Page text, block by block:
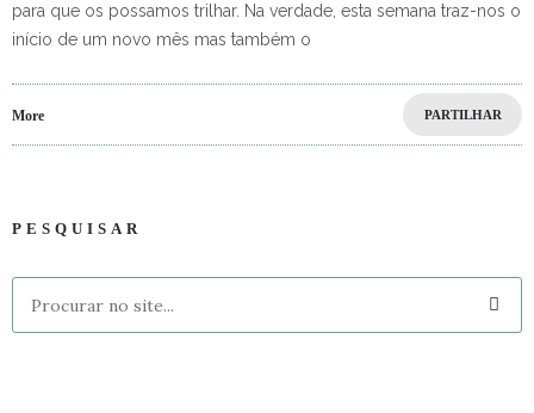
para que os possamos trilhar. Na verdade, esta semana traz-nos o
início de um novo mês mas também o
More PARTILHAR
PESQUISAR